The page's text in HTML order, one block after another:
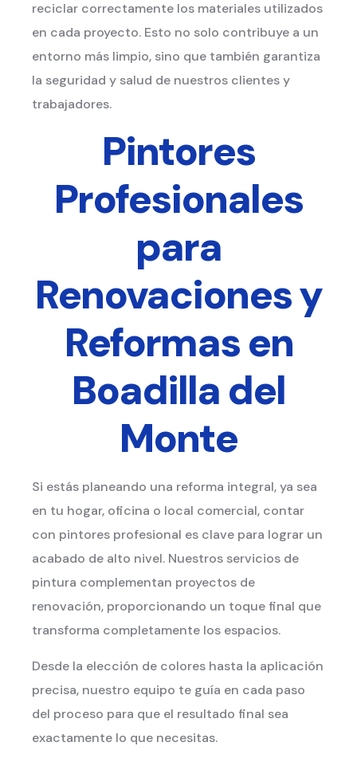
reciclar correctamente los materiales utilizados
en cada proyecto. Esto no solo contribuye a un
entorno más limpio, sino que también garantiza
la seguridad y salud de nuestros clientes y
trabajadores.
Pintores
Profesionales
para
Renovaciones y
Reformas en
Boadilla del
Monte
Si estás planeando una reforma integral, ya sea
en tu hogar, oficina o local comercial, contar
con pintores profesional es clave para lograr un
acabado de alto nivel. Nuestros servicios de
pintura complementan proyectos de
renovación, proporcionando un toque final que
transforma completamente los espacios.
Desde la elección de colores hasta la aplicación
precisa, nuestro equipo te guía en cada paso
del proceso para que el resultado final sea
exactamente lo que necesitas.